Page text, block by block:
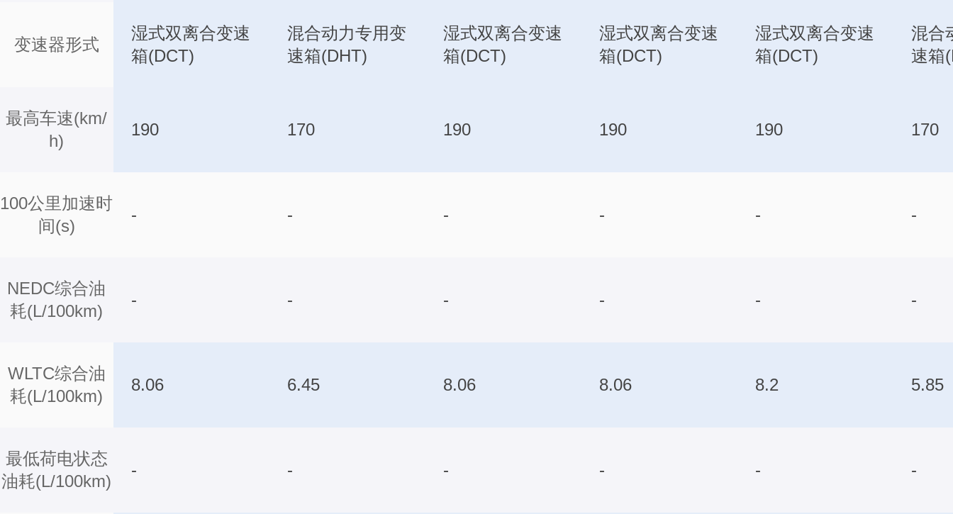
变速器形式
最高车速(km/
h)
100公里加速时
间(s)
NEDC综合油
耗(L/100km)
WLTC综合油
耗(L/100km)
最低荷电状态
油耗(L/100km)
湿式双离合变速
箱(DCT)
混合动力专用变
速箱(DHT)
湿式双离合变速
箱(DCT)
湿式双离合变速
箱(DCT)
湿式双离合变速
箱(DCT)
混合
速箱
190 170 190 190 190 170
- - - - - -
- - - - - -
8.06 6.45 8.06 8.06 8.2 5.85
- - - - - -